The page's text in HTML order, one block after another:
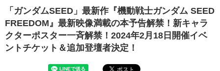
「ガンダムSEED」最新作『機動戦士ガンダム SEED
FREEDOM』最新映像満載の本予告解禁！新キャラ
クターポスター一斉解禁！2024年2月18日開催イベ
ントチケット＆追加登壇者決定！